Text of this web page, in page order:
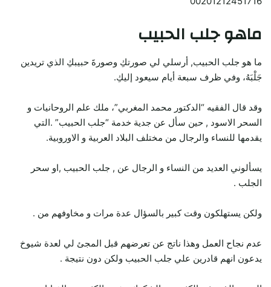
ماهو جلب الحبيب
ما هو جلب الحبيب, أرسلي لي صورتكِ وصورةَ حبيبكِ الذي تريدين
جَلْبَهُ، وفي ظرف سبعة أيام سيعود إليكِ.
وقد قال الفقيه “الدكتور محمد المغربي”، ملك علم الروحانيات و
السحر الاسود , حين سأل عن جدية خدمة “جلب الحبيب” .التي
يقدمها للنساء والرجال من مختلف البلاد العربية و الاوروبية.
يسألوني العديد من النساء و الرجال عن , جلب الحبيب ,او سحر
الجلب .
ولكن يستهلكون وقت كبير بالسؤال عدة مرات و مخاوفهم من .
عدم نجاح العمل وهذا ناتج عن تعرضهم قبل المجئ لي لعدة شيوخ
يدعون انهم قادرين علي جلب الحبيب ولكن دون نتيجة .